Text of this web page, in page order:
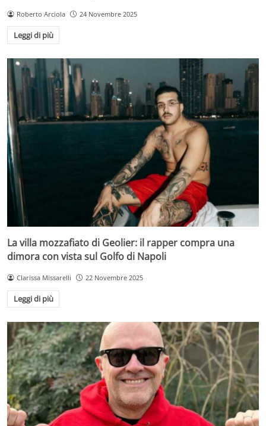
Roberto Arciola 24 Novembre 2025
Leggi di più
La villa mozzafiato di Geolier: il rapper compra una
dimora con vista sul Golfo di Napoli
Clarissa Missarelli 22 Novembre 2025
Leggi di più